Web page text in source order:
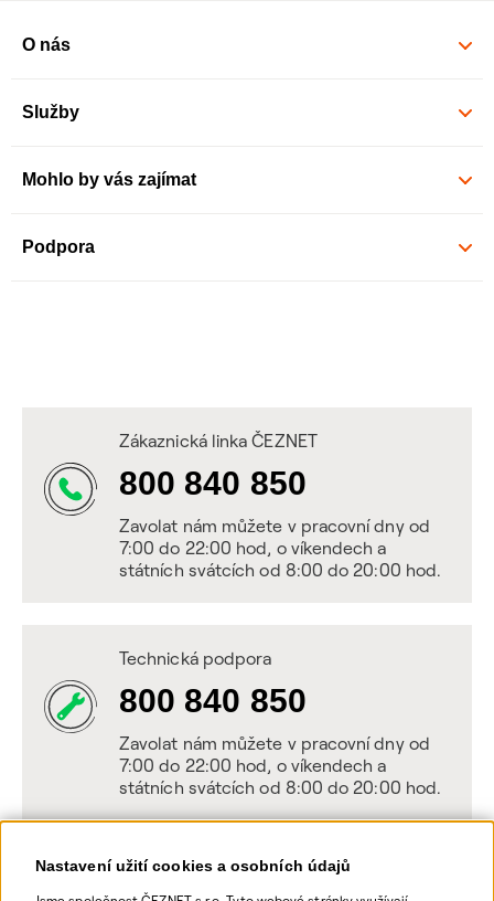
Nastavení užití cookies a osobních údajů
O nás
Služby
Mohlo by vás zajímat
Podpora
Zákaznická linka ČEZNET
800 840 850
Zavolat nám můžete v pracovní dny od
7:00 do 22:00 hod, o víkendech a
státních svátcích od 8:00 do 20:00 hod.
Technická podpora
800 840 850
Zavolat nám můžete v pracovní dny od
7:00 do 22:00 hod, o víkendech a
státních svátcích od 8:00 do 20:00 hod.
Napište nám